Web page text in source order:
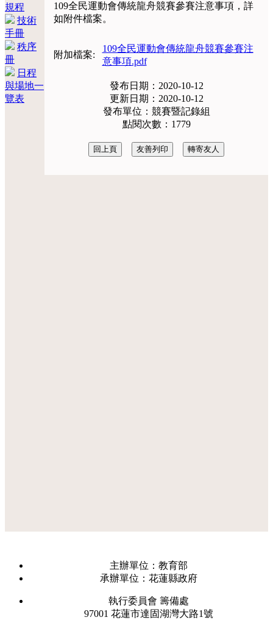
規程
技術
手冊
秩序
冊
日程
與場地一
覽表
109全民運動會傳統龍舟競賽參賽注意事項，詳
如附件檔案。
附加檔案:
109全民運動會傳統龍舟競賽參賽注
意事項.pdf
發布日期：2020-10-12
更新日期：2020-10-12
發布單位：競賽暨記錄組
點閱次數：1779
主辦單位：教育部
承辦單位：花蓮縣政府
執行委員會 籌備處
97001 花蓮市達固湖灣大路1號